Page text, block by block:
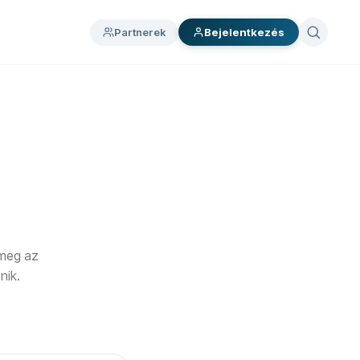
Partnerek Bejelentkezés
az